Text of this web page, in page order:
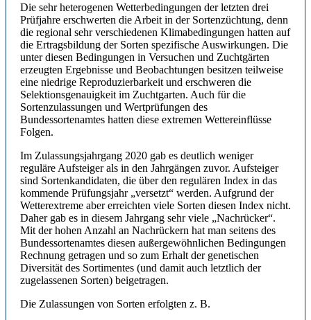
Die sehr heterogenen Wetterbedingungen der letzten drei
Prüfjahre erschwerten die Arbeit in der Sortenzüchtung, denn
die regional sehr verschiedenen Klimabedingungen hatten auf
die Ertragsbildung der Sorten spezifische Auswirkungen. Die
unter diesen Bedingungen in Versuchen und Zuchtgärten
erzeugten Ergebnisse und Beobachtungen besitzen teilweise
eine niedrige Reproduzierbarkeit und erschweren die
Selektionsgenauigkeit im Zuchtgarten. Auch für die
Sortenzulassungen und Wertprüfungen des
Bundessortenamtes hatten diese extremen Wettereinflüsse
Folgen.
Im Zulassungsjahrgang 2020 gab es deutlich weniger
reguläre Aufsteiger als in den Jahrgängen zuvor. Aufsteiger
sind Sortenkandidaten, die über den regulären Index in das
kommende Prüfungsjahr „versetzt“ werden. Aufgrund der
Wetterextreme aber erreichten viele Sorten diesen Index nicht.
Daher gab es in diesem Jahrgang sehr viele „Nachrücker“.
Mit der hohen Anzahl an Nachrückern hat man seitens des
Bundessortenamtes diesen außergewöhnlichen Bedingungen
Rechnung getragen und so zum Erhalt der genetischen
Diversität des Sortimentes (und damit auch letztlich der
zugelassenen Sorten) beigetragen.
Die Zulassungen von Sorten erfolgten z. B.